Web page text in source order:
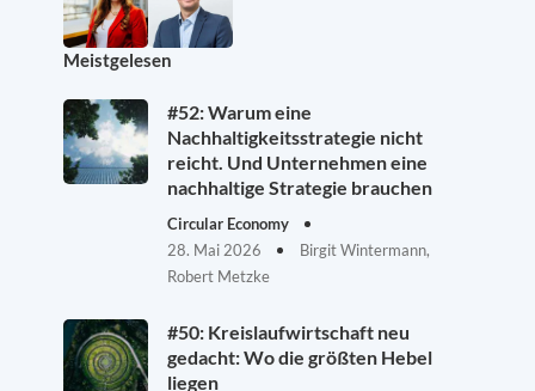
Meistgelesen
#52: Warum eine
Nachhaltigkeitsstrategie nicht
reicht. Und Unternehmen eine
nachhaltige Strategie brauchen
Circular Economy
28. Mai 2026
Birgit Wintermann,
Robert Metzke
#50: Kreislaufwirtschaft neu
gedacht: Wo die größten Hebel
liegen